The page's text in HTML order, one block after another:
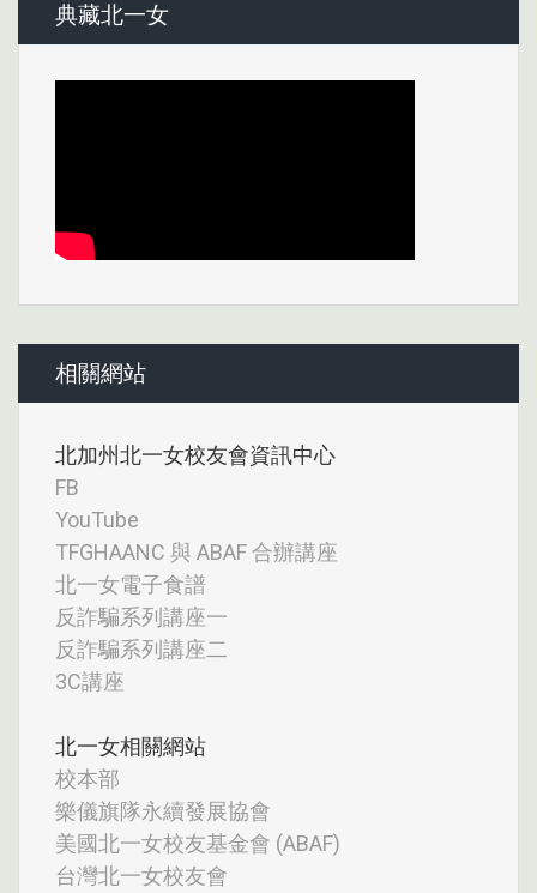
典藏北一女
相關網站
北加州北一女校友會資訊中心
FB
YouTube
TFGHAANC 與 ABAF 合辦講座
北一女電子食譜
反詐騙系列講座一
反詐騙系列講座二
3C講座
北一女相關網站
校本部
樂儀旗隊永續發展協會
美國北一女校友基金會 (ABAF)
台灣北一女校友會